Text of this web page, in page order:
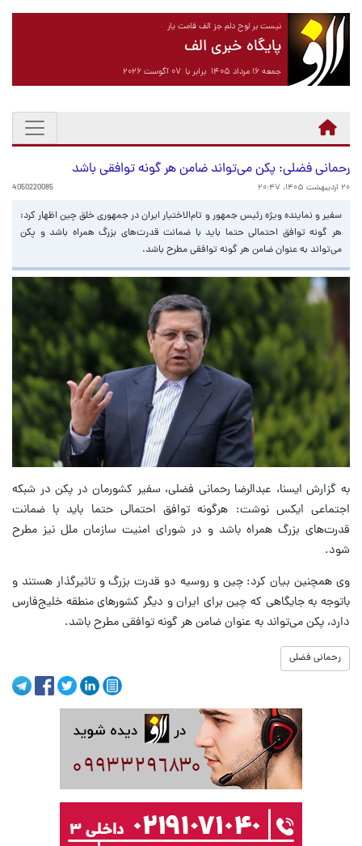
نیست بر لوح دلم جز الف قامت یار
پایگاه خبری الف
جمعه ۱۶ مرداد ۱۴۰۵ برابر با ۰۷ آگوست ۲۰۲۶
رحمانی فضلی: پکن می‌تواند ضامن هر گونه توافقی باشد
۲۰ اردیبهشت ۱۴۰۵، ۲۰:۴۷ 4050220085
سفیر و نماینده ویژه رئیس جمهور و تام‌الاختیار ایران در جمهوری خلق چین اظهار کرد:
هر گونه توافق احتمالی حتما باید با ضمانت قدرت‌های بزرگ همراه باشد و پکن
می‌تواند به عنوان ضامن هر گونه توافقی مطرح باشد.
به گزارش ایسنا، عبدالرضا رحمانی فضلی، سفیر کشورمان در پکن در شبکه
اجتماعی ایکس نوشت: هرگونه توافق احتمالی حتما باید با ضمانت
قدرت‌های بزرگ همراه باشد و در شورای امنیت سازمان ملل نیز مطرح
شود.
وی همچنین بیان کرد: چین و روسیه دو قدرت بزرگ و تاثیرگذار هستند و
باتوجه به جایگاهی که چین برای ایران و دیگر کشورهای منطقه خلیج‌فارس
دارد، پکن می‌تواند به عنوان ضامن هر گونه توافقی مطرح باشد.
رحمانی فضلی